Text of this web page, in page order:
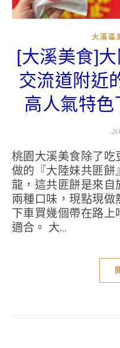
大溪區
[大溪美食]
交流道附近
高人氣特
桃園大溪美食除了吃豆花與豆干外，還有手工現
做的『大陸妹共匪餅
龍，這共匪餅是來
兩種口味，現點現
下車買幾個帶在路
適合。 大...